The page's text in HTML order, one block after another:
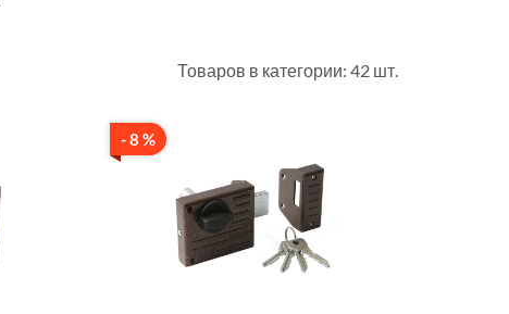
Товаров в категории: 42 шт.
- 8 %